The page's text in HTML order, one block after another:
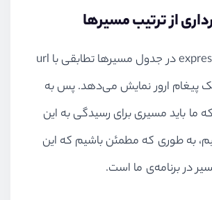
از ترتیب مسیر‌ها
حالا که وقتی express در جدول مسیر‌ها تطابقی با url
پیغام ارور نمایش می‌دهد. پس به
ما باید مسیری برای رسیدگی به این
به طوری که مطمئن باشیم که این
در برنامه‌ی ما است.